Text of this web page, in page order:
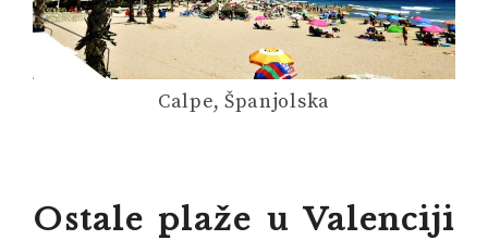
Calpe, Španjolska
Ostale plaže u Valenciji